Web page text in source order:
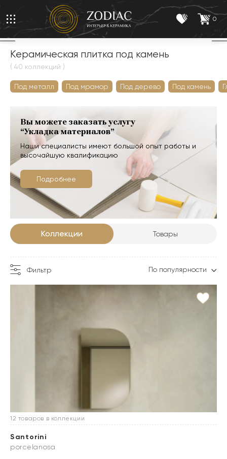
0
Керамическая плитка под камень
( 40 коллекций )
Под металл Под мрамор Под дерево Под камень
Вы можете заказать услугу
“Укладка материалов”
Наши специалисты имеют большой опыт работы и
высочайшую квалификацию
Подробнее
Коллекции Товары
Фильтр По популярности
12 товаров в коллекции
Santorini
porcelanosa